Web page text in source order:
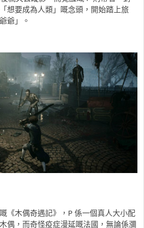
想要成為人類」嘅念頭，開始踏上旅
爺」。
《木偶奇遇記》，P 係一個真人大小配
偶，而奇怪疫症漫延嘅法國，無論係瀰